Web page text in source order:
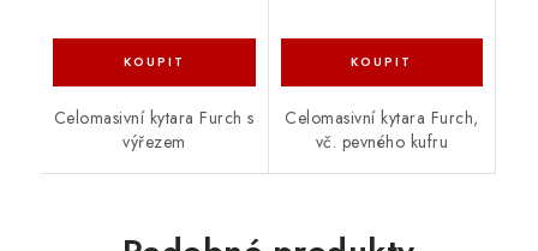
Celomasivní kytara Furch s
výřezem
Celomasivní kytara Furch,
vč. pevného kufru